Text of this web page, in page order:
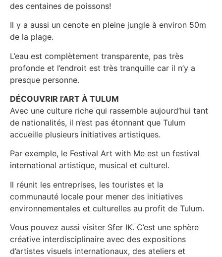
des centaines de poissons!
Il y a aussi un cenote en pleine jungle à environ 50m
de la plage.
L’eau est complètement transparente, pas très
profonde et l’endroit est très tranquille car il n’y a
presque personne.
DÉCOUVRIR l’ART À TULUM
Avec une culture riche qui rassemble aujourd’hui tant
de nationalités, il n’est pas étonnant que Tulum
accueille plusieurs initiatives artistiques.
Par exemple, le Festival Art with Me est un festival
international artistique, musical et culturel.
Il réunit les entreprises, les touristes et la
communauté locale pour mener des initiatives
environnementales et culturelles au profit de Tulum.
Vous pouvez aussi visiter Sfer IK. C’est une sphère
créative interdisciplinaire avec des expositions
d’artistes visuels internationaux, des ateliers et